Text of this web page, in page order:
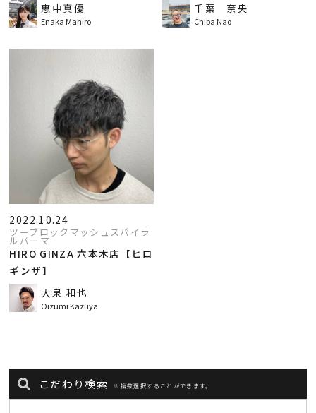
恵中真優
Enaka Mahiro
千葉 奈央
Chiba Nao
2022.10.24
ツーブロックマッシュスパイラ
ルパーマ
HIRO GINZA 六本木店【ヒロ
ギンザ】
大泉 和也
Oizumi Kazuya
こだわり検索 ※複数選択することができます。